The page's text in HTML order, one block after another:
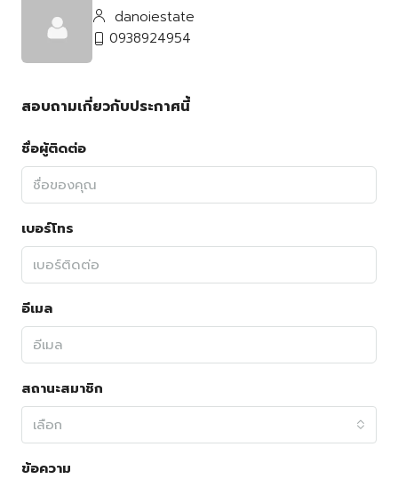
danoiestate
0938924954
สอบถามเกี่ยวกับประกาศนี้
ชื่อผู้ติดต่อ
เบอร์โทร
อีเมล
สถานะสมาชิก
เลือก
ข้อความ